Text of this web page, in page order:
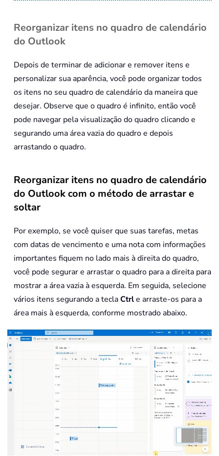
Reorganizar itens no quadro de calendário
do Outlook
Depois de terminar de adicionar e remover itens e
personalizar sua aparência, você pode organizar todos
os itens no seu quadro de calendário da maneira que
desejar. Observe que o quadro é infinito, então você
pode navegar pela visualização do quadro clicando e
segurando uma área vazia do quadro e depois
arrastando o quadro.
Reorganizar itens no quadro de calendário
do Outlook com o método de arrastar e
soltar
Por exemplo, se você quiser que suas tarefas, metas
com datas de vencimento e uma nota com informações
importantes fiquem no lado mais à direita do quadro,
você pode segurar e arrastar o quadro para a direita para
mostrar a área vazia à esquerda. Em seguida, selecione
vários itens segurando a teclaCtrle arraste-os para a
área mais à esquerda, conforme mostrado abaixo.